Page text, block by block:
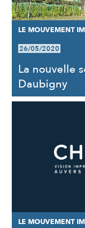
LE MOUVEMENT
26/05/2020
La nouvelle
Daubigny
LE MOUVEMENT